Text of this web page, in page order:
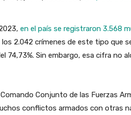
en el país se registraron 3.568
2.042 crímenes de este tipo que
74,73%. Sin embargo, esa cifra no
Conjunto de las Fuerzas
conflictos armados con otras